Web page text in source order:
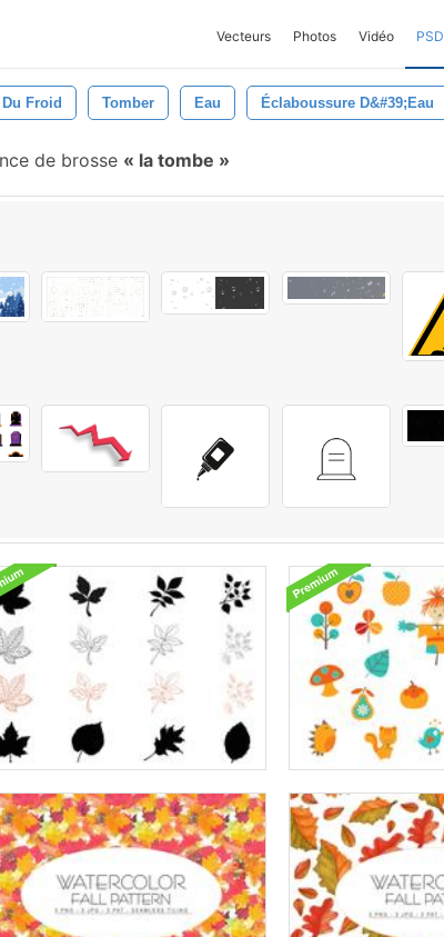
Vecteurs Photos Vidéo PSD
Du Froid Tomber Eau Éclaboussure D&#39;eau
de brosse la tombe